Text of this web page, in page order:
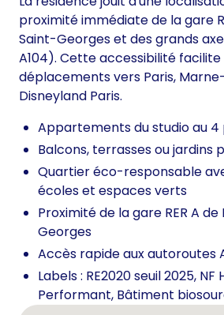
proximité immédiate de la gare
Saint-Georges et des grands
A104). Cette accessibilité facilite
déplacements vers Paris,
Disneyland Paris.
Appartements du studio au 4
Balcons, terrasses ou jardins
Quartier éco-responsable
écoles et espaces verts
Proximité de la gare RER A
Georges
Accès rapide aux autoroutes
Labels : RE2020 seuil 2025,
Performant, Bâtiment